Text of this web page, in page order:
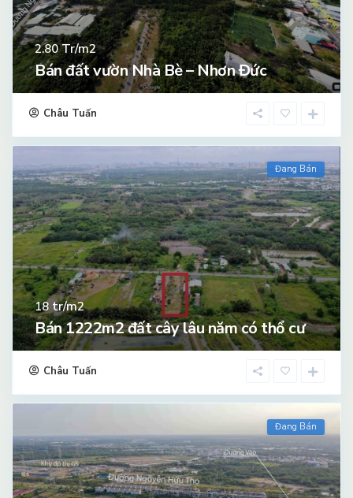
2.80Tr/m2
Bán đất vườn Nhà Bè – Nhơn Đức
Châu Tuấn
Đang Bán
18 tr/m2
Bán 1222m2 đất cây lâu năm có thổ cư
Châu Tuấn
Đang Bán